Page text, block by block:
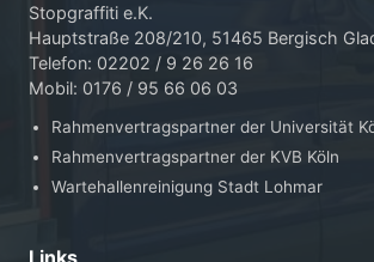
Stopgraffiti e.K.
Hauptstraße 208/210, 51465 Bergisch
Telefon: 02202 / 9 26 26 16
Mobil: 0176 / 95 66 06 03
Rahmenvertragspartner der Universität
Rahmenvertragspartner der KVB Köln
Wartehallenreinigung Stadt Lohmar
Links